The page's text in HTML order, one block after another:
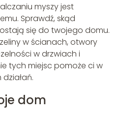
myszy jest
Sprawdź, skąd
się do twojego domu.
w ścianach, otwory
w drzwiach i
tych miejsc pomoże ci w
dom